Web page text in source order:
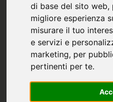
di base del sito web,
migliore esperienza
misurare il tuo
e servizi e
marketing, per
pertinenti per te.